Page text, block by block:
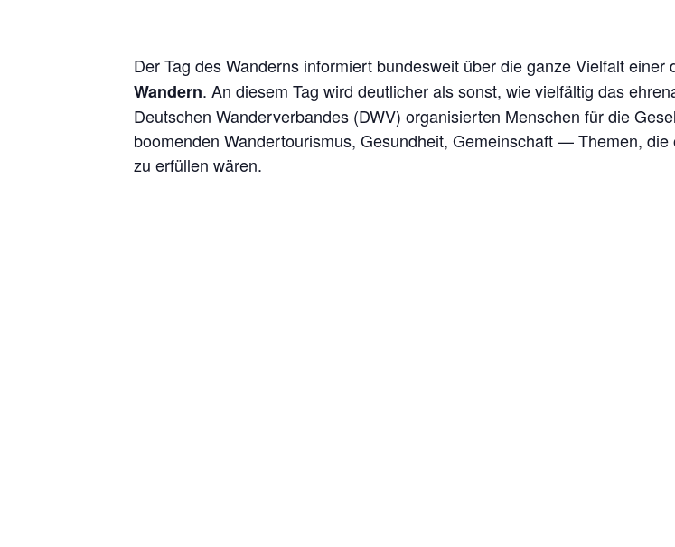
Der Tag des Wanderns informiert bundesweit über die ganze Vielfalt
Wandern. An diesem Tag wird deutlicher als sonst, wie vielfältig das
Deutschen Wanderverbandes (DWV) organisierten Menschen für die
boomenden Wandertourismus, Gesundheit, Gemeinschaft — Themen,
zu erfüllen wären.